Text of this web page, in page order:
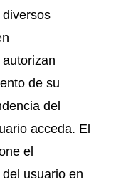
autorizan
de su
del
acceda. El
el
usuario en